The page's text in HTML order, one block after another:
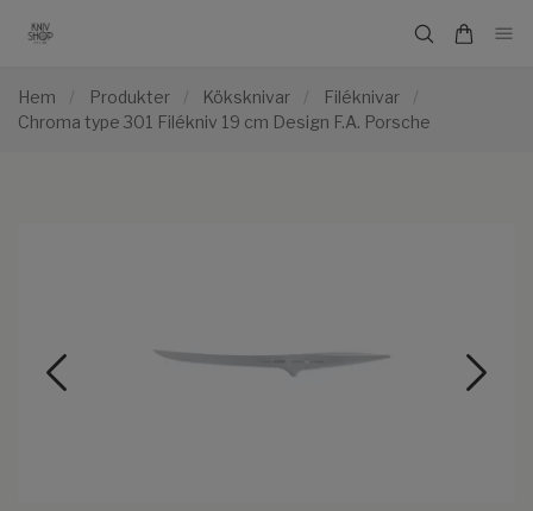
Hem / Produkter / Köksknivar / Filéknivar
/
Chroma type 301 Filékniv 19 cm Design F.A. Porsche